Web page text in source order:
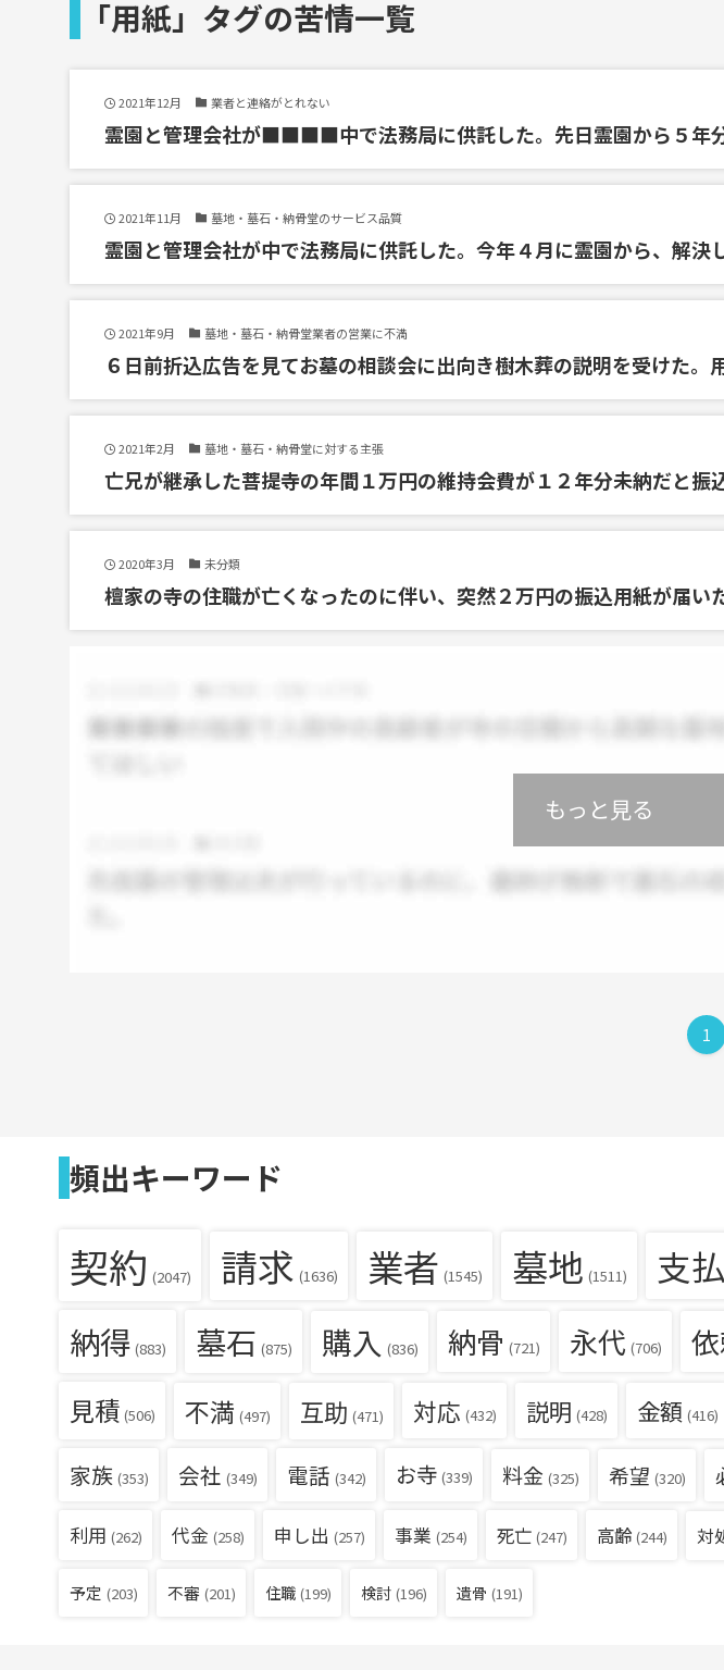
「用紙」タグの苦情一覧
2021年12月 業者と連絡がとれない
霊園と管理会社が■■■■中で法務局に供託した。先日霊園から５年
2021年11月 墓地・墓石・納骨堂のサービス品質
霊園と管理会社が中で法務局に供託した。今年４月に霊園から、解決
2021年9月 墓地・墓石・納骨堂業者の営業に不満
６日前折込広告を見てお墓の相談会に出向き樹木葬の説明を受けた
2021年2月 墓地・墓石・納骨堂に対する主張
亡兄が継承した菩提寺の年間１万円の維持会費が１２年分未納だと振
2020年3月 未分類
檀家の寺の住職が亡くなったのに伴い、突然２万円の振込用紙が届い
もっと見る
1
頻出キーワード
契約 (2047) 請求 (1636) 業者 (1545) 墓地 (1511) 支払
納得 (883) 墓石 (875) 購入 (836) 納骨 (721) 永代 (706)
見積 (506) 不満 (497) 互助 (471) 対応 (432) 説明 (428) 金額 (416)
家族 (353) 会社 (349) 電話 (342) お寺 (339) 料金 (325) 希望 (320)
利用 (262) 代金 (258) 申し出 (257) 事業 (254) 死亡 (247) 高齢 (244) 対
予定 (203) 不審 (201) 住職 (199) 検討 (196) 遺骨 (191)